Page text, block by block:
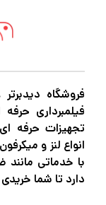
فروشگاه
فیلمبرداری
تجهیزات حرفه ای
انواع لنز و
با خدماتی
دارد تا شما